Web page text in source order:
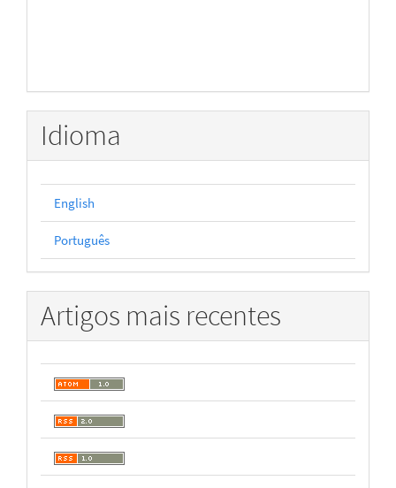
Idioma
English
Português
Artigos mais recentes